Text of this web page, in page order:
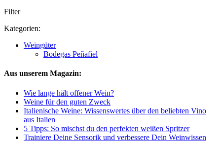
Filter
Kategorien:
Weingüter
Bodegas Peñafiel
Aus unserem Magazin:
Wie lange hält offener Wein?
Weine für den guten Zweck
Italienische Weine: Wissenswertes über den beliebten Vino
aus Italien
5 Tipps: So mischst du den perfekten weißen Spritzer
Trainiere Deine Sensorik und verbessere Dein Weinwissen